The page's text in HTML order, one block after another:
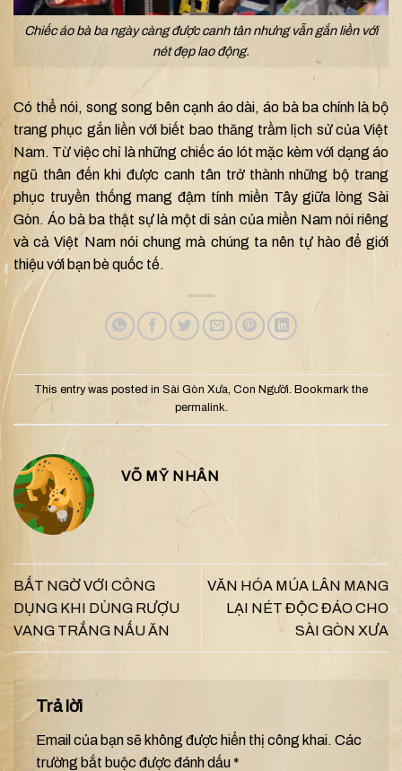
Chiếc áo bà ba ngày càng được canh tân nhưng vẫn gắn liền với
nét đẹp lao động.
Có thể nói, song song bên cạnh áo dài, áo bà ba chính là bộ
trang phục gắn liền với biết bao thăng trầm lịch sử của Việt
Nam. Từ việc chỉ là những chiếc áo lót mặc kèm với dạng áo
ngũ thân đến khi được canh tân trở thành những bộ trang
phục truyền thống mang đậm tính miền Tây giữa lòng Sài
Gòn. Áo bà ba thật sự là một di sản của miền Nam nói riêng
và cả Việt Nam nói chung mà chúng ta nên tự hào để giới
thiệu với bạn bè quốc tế.
This entry was posted in Sài Gòn Xưa, Con Người. Bookmark the
permalink.
VÕ MỸ NHÂN
BẤT NGỜ VỚI CÔNG
DỤNG KHI DÙNG RƯỢU
VANG TRẮNG NẤU ĂN
VĂN HÓA MÚA LÂN MANG
LẠI NÉT ĐỘC ĐÁO CHO
SÀI GÒN XƯA
Trả lời
Email của bạn sẽ không được hiển thị công khai. Các
trường bắt buộc được đánh dấu*